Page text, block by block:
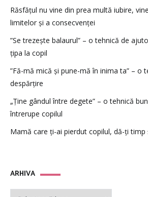
Răsfățul nu vine din prea multă iubire,
limitelor și a consecvenței
”Se trezește balaurul” – o tehnică de
țipa la copil
”Fă-mă mică și pune-mă în inima ta” – o
despărțire
„Ține gândul între degete” – o tehnică
întrerupe copilul
Mamă care ți-ai pierdut copilul, dă-ți timp
ARHIVAARHIVA